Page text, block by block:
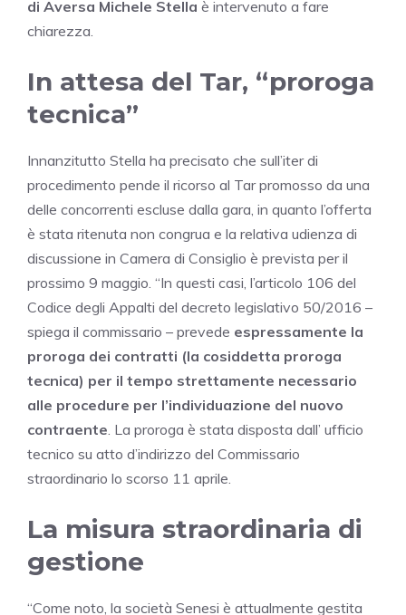
di Aversa Michele Stella è intervenuto a fare
chiarezza.
In attesa del Tar, “proroga
tecnica”
Innanzitutto Stella ha precisato che sull’iter di
procedimento pende il ricorso al Tar promosso da una
delle concorrenti escluse dalla gara, in quanto l’offerta
è stata ritenuta non congrua e la relativa udienza di
discussione in Camera di Consiglio è prevista per il
prossimo 9 maggio. “In questi casi, l’articolo 106 del
Codice degli Appalti del decreto legislativo 50/2016 –
spiega il commissario – prevede espressamente la
proroga dei contratti (la cosiddetta proroga
tecnica) per il tempo strettamente necessario
alle procedure per l’individuazione del nuovo
contraente. La proroga è stata disposta dall’ ufficio
tecnico su atto d’indirizzo del Commissario
straordinario lo scorso 11 aprile.
La misura straordinaria di
gestione
“Come noto, la società Senesi è attualmente gestita